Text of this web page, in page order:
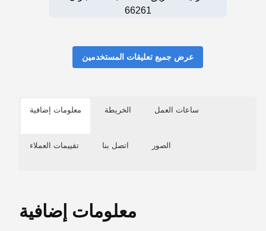
66261
عرض جميع تعليقات المستخدمين
معلومات إضافية الخريطة ساعات العمل
تقييمات العملاء اتصل بنا الصور
معلومات إضافية